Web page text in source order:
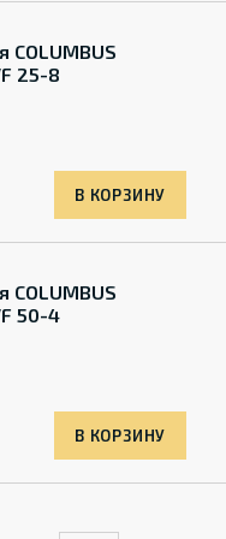
COLUMBUS
25-8
В КОРЗИНУ
COLUMBUS
50-4
В КОРЗИНУ